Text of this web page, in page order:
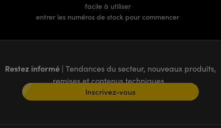
facile à utiliser
entrer les numéros de stock pour commencer
Restez informé | Tendances du secteur, nouveaux produits,
remises et contenus techniques
Inscrivez-vous